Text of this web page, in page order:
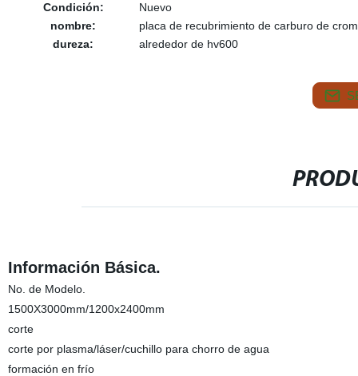
Condición:
Nuevo
nombre:
placa de recubrimiento de carburo de
dureza:
alrededor de hv600
Información Básica.
No. de Modelo.
1500X3000mm/1200x2400mm
corte
corte por plasma/láser/cuchillo para chorro de agua
formación en frío